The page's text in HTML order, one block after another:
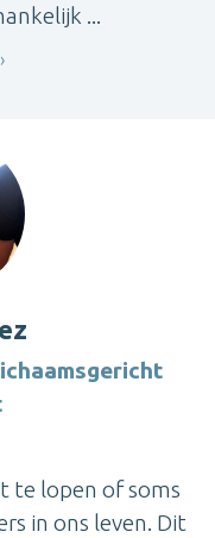
...
te lopen of soms
in ons leven. Dit